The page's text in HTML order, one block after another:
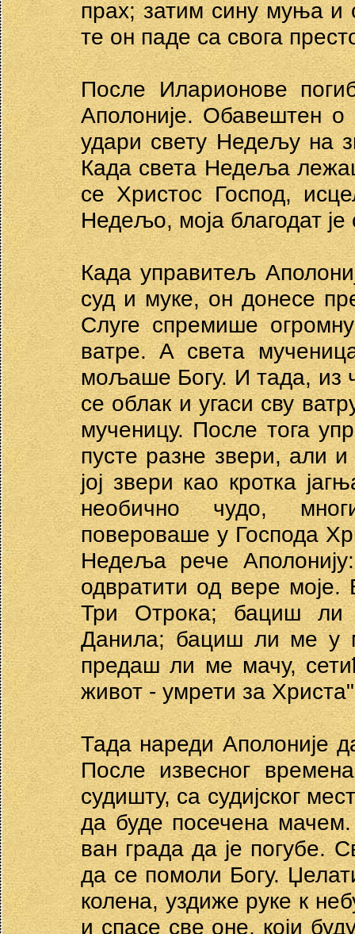
прах; затим сину муња и
те он паде са свога
После Иларионове
Аполоније. Обавештен о
удари свету Недељу на
Када света Недеља
се Христос Господ,
Недељо, моја благодат
Када управитељ
суд и муке, он донесе
Слуге спремише
ватре. А света
мољаше Богу. И тада, из
се облак и угаси сву
мученицу. После тога
пусте разне звери, али
јој звери као кротка
необично чудо,
повероваше у Господа
Недеља рече
одвратити од вере
Три Отрока; бациш
Данила; бациш ли ме у
предаш ли ме мачу,
живот - умрети за
Тада нареди Аполоније
После извесног
судишту, са судијског
да буде посечена
ван града да је погубе.
да се помоли Богу.
колена, уздиже руке к
и спасе све оне, који